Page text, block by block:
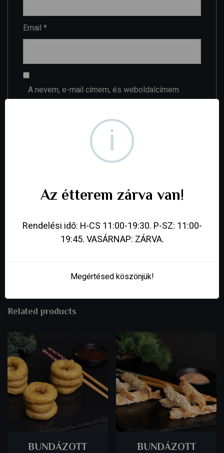
Email *
A nevem, e-mail címem, és weboldalcímem
Related products
BUNDÁZOTT
BUNDÁZOTT
i
Az étterem zárva van!
Rendelési idő: H-CS 11:00-19:30. P-SZ: 11:00-
19:45. VASÁRNAP: ZÁRVA.
Megértésed köszönjük!